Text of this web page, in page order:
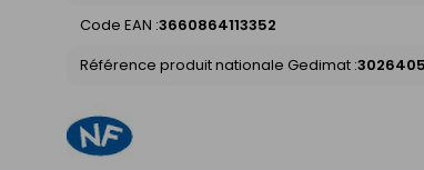
Code EAN :3660864113352
Référence produit nationale Gedimat :